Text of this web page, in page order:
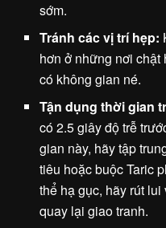
sớm.
Tránh các vị trí hẹp:
hơn ở những nơi
có không gian né.
Tận dụng thời gian
có 2.5 giây độ trễ
gian này, hãy tập
tiêu hoặc buộc Taric
thể hạ gục, hãy rút
quay lại giao tranh.